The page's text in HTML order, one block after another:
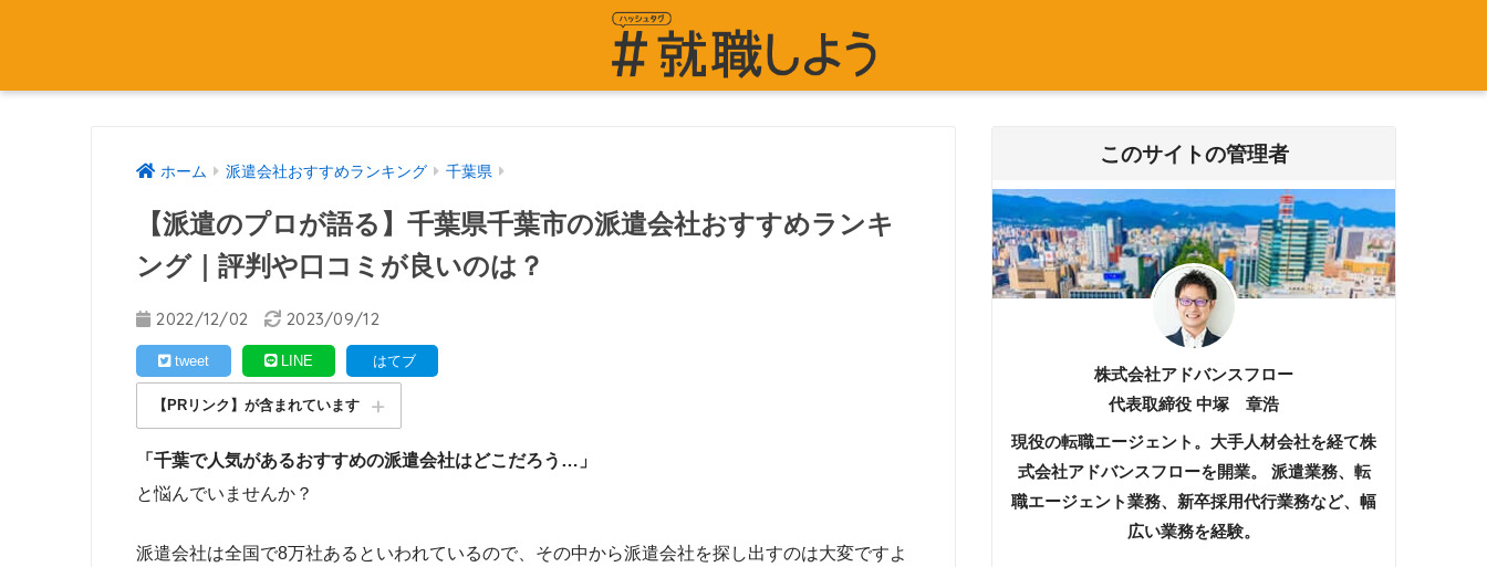
ホーム 派遣会社おすすめランキング 千葉県
【派遣のプロが語る】千葉県千葉市の派遣会社おすすめランキ
ング｜評判や口コミが良いのは？
2022/12/02 2023/09/12
tweet LINE はてブ
【PRリンク】が含まれています
「千葉で人気があるおすすめの派遣会社はどこだろう…」
と悩んでいませんか？
派遣会社は全国で8万社あるといわれているので、その中から派遣会社を探し出すのは大変ですよ
このサイトの管理者
株式会社アドバンスフロー
代表取締役 中塚 章浩
現役の転職エージェント。大手人材会社を経て株
式会社アドバンスフローを開業。 派遣業務、転
職エージェント業務、新卒採用代行業務など、幅
広い業務を経験。